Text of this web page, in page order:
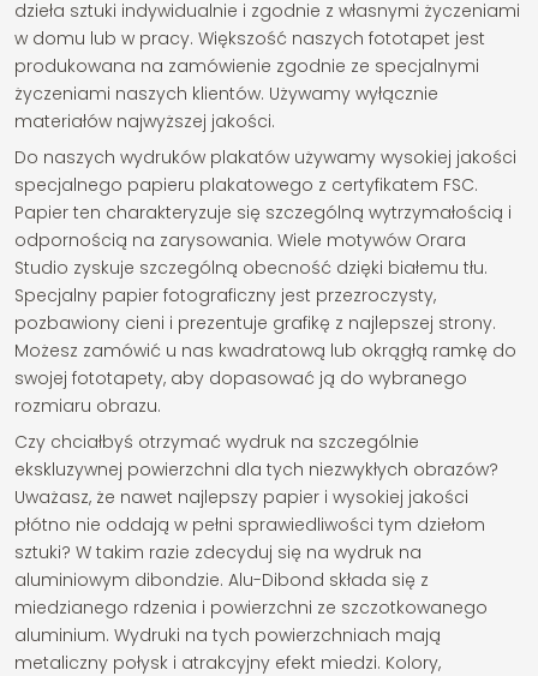
dzieła sztuki indywidualnie i zgodnie z własnymi życzeniami
w domu lub w pracy. Większość naszych fototapet jest
produkowana na zamówienie zgodnie ze specjalnymi
życzeniami naszych klientów. Używamy wyłącznie
materiałów najwyższej jakości.
Do naszych wydruków plakatów używamy wysokiej jakości
specjalnego papieru plakatowego z certyfikatem FSC.
Papier ten charakteryzuje się szczególną wytrzymałością i
odpornością na zarysowania. Wiele motywów Orara
Studio zyskuje szczególną obecność dzięki białemu tłu.
Specjalny papier fotograficzny jest przezroczysty,
pozbawiony cieni i prezentuje grafikę z najlepszej strony.
Możesz zamówić u nas kwadratową lub okrągłą ramkę do
swojej fototapety, aby dopasować ją do wybranego
rozmiaru obrazu.
Czy chciałbyś otrzymać wydruk na szczególnie
ekskluzywnej powierzchni dla tych niezwykłych obrazów?
Uważasz, że nawet najlepszy papier i wysokiej jakości
płótno nie oddają w pełni sprawiedliwości tym dziełom
sztuki? W takim razie zdecyduj się na wydruk na
aluminiowym dibondzie. Alu-Dibond składa się z
miedzianego rdzenia i powierzchni ze szczotkowanego
aluminium. Wydruki na tych powierzchniach mają
metaliczny połysk i atrakcyjny efekt miedzi. Kolory,